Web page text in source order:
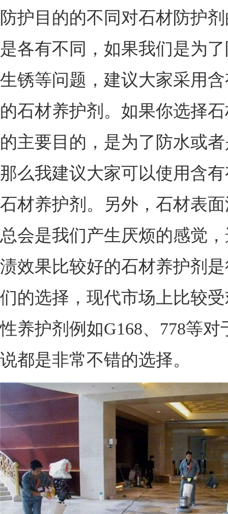
防护目的的不同对石材防护
是各有不同，如果我们是为
生锈等问题，建议大家采用
的石材养护剂。如果你选择
的主要目的，是为了防水或
那么我建议大家可以使用含
石材养护剂。另外，石材表
总会是我们产生厌烦的感觉
渍效果比较好的石材养护剂
们的选择，现代市场上比较
性养护剂例如G168、778等对
说都是非常不错的选择。